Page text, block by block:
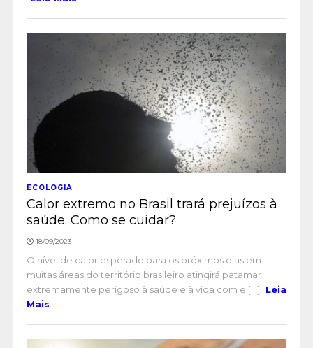
ECOLOGIA
Calor extremo no Brasil trará prejuízos à
saúde. Como se cuidar?
18/09/2023
O nível de calor esperado para os próximos dias em
muitas áreas do território brasileiro atingirá patamar
extremamente perigoso à saúde e à vida com e [...]
Leia
Mais